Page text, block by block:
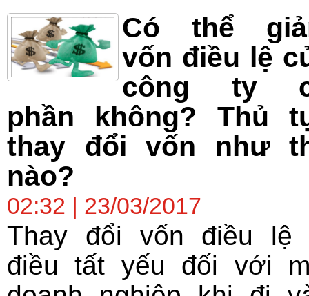
Có thể
vốn điều lệ
công ty
phần không? Thủ
thay đổi vốn như
nào?
02:32 | 23/03/2017
Thay đổi vốn điều lệ
điều tất yếu đối với